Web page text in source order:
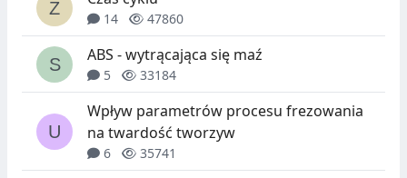
14 47860
ABS - wytrącająca się maź
5 33184
Wpływ parametrów procesu frezowania
na twardość tworzyw
6 35741